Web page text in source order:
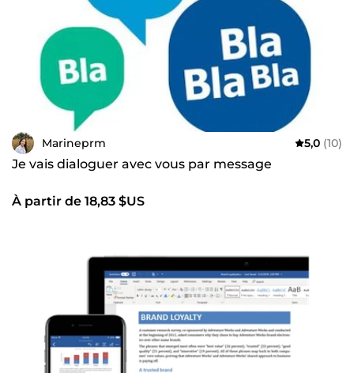
Marineprm 5,0 (10)
Je vais dialoguer avec vous par message
À partir de 18,83 $US